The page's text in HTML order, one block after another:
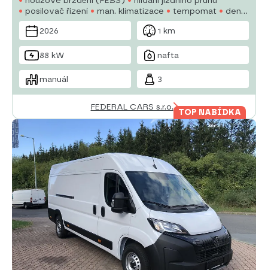
posilovač řízení
man. klimatizace tempomat
denní
svícení
plní 'EURO VI' palubní počítač
parkovací
senzory zadní
2026 1 km
88 kW nafta
manuál 3
FEDERAL CARS s.r.o.
TOP NABÍDKA